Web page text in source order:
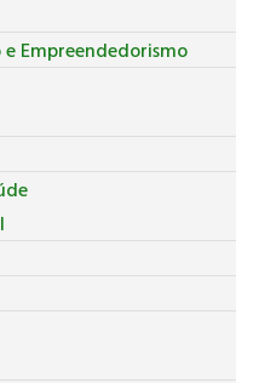
Empreendedorismo